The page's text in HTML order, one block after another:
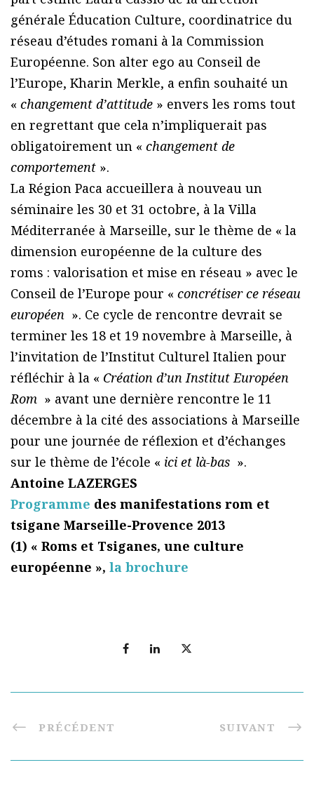
générale Éducation Culture, coordinatrice du
réseau d’études romani à la Commission
Européenne. Son alter ego au Conseil de
l’Europe, Kharin Merkle, a enfin souhaité un
« changement d’attitude » envers les roms tout
en regrettant que cela n’impliquerait pas
obligatoirement un « changement de
comportement ».
La Région Paca accueillera à nouveau un
séminaire les 30 et 31 octobre, à la Villa
Méditerranée à Marseille, sur le thème de « la
dimension européenne de la culture des
roms : valorisation et mise en réseau » avec le
Conseil de l’Europe pour « concrétiser ce réseau
européen ». Ce cycle de rencontre devrait se
terminer les 18 et 19 novembre à Marseille, à
l’invitation de l’Institut Culturel Italien pour
réfléchir à la « Création d’un Institut Européen
Rom » avant une dernière rencontre le 11
décembre à la cité des associations à Marseille
pour une journée de réflexion et d’échanges
sur le thème de l’école « ici et là-bas ».
Antoine LAZERGES
Programme des manifestations rom et
tsigane Marseille-Provence 2013
(1) « Roms et Tsiganes, une culture
européenne », la brochure
PRÉCÉDENT SUIVANT